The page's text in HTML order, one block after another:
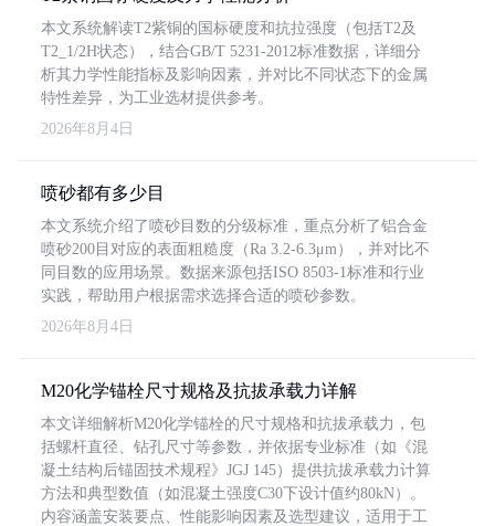
本文系统解读T2紫铜的国标硬度和抗拉强度（包括T2及
T2_1/2H状态），结合GB/T 5231-2012标准数据，详细分
析其力学性能指标及影响因素，并对比不同状态下的金属
特性差异，为工业选材提供参考。
2026年8月4日
喷砂都有多少目
本文系统介绍了喷砂目数的分级标准，重点分析了铝合金
喷砂200目对应的表面粗糙度（Ra 3.2-6.3μm），并对比不
同目数的应用场景。数据来源包括ISO 8503-1标准和行业
实践，帮助用户根据需求选择合适的喷砂参数。
2026年8月4日
M20化学锚栓尺寸规格及抗拔承载力详解
本文详细解析M20化学锚栓的尺寸规格和抗拔承载力，包
括螺杆直径、钻孔尺寸等参数，并依据专业标准（如《混
凝土结构后锚固技术规程》JGJ 145）提供抗拔承载力计算
方法和典型数值（如混凝土强度C30下设计值约80kN）。
内容涵盖安装要点、性能影响因素及选型建议，适用于工